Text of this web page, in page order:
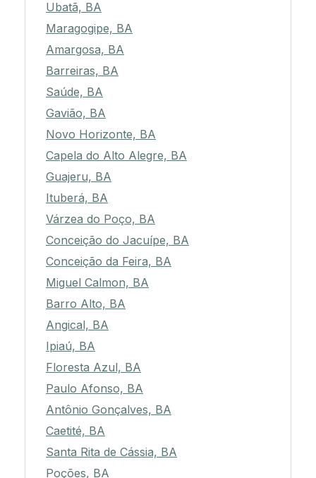
Ubatã, BA
Maragogipe, BA
Amargosa, BA
Barreiras, BA
Saúde, BA
Gavião, BA
Novo Horizonte, BA
Capela do Alto Alegre, BA
Guajeru, BA
Ituberá, BA
Várzea do Poço, BA
Conceição do Jacuípe, BA
Conceição da Feira, BA
Miguel Calmon, BA
Barro Alto, BA
Angical, BA
Ipiaú, BA
Floresta Azul, BA
Paulo Afonso, BA
Antônio Gonçalves, BA
Caetité, BA
Santa Rita de Cássia, BA
Poções, BA